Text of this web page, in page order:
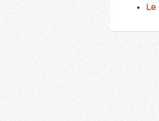
Le